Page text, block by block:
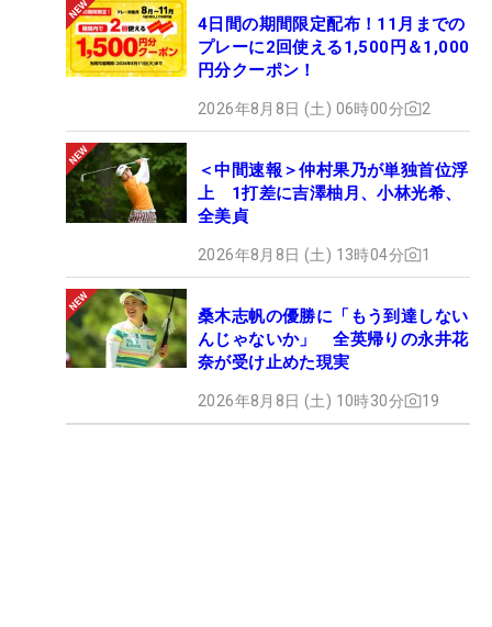
4日間の期間限定配布！11月までの
プレーに2回使える1,500円＆1,000
円分クーポン！
2026年8月8日 (土) 06時00分 2
＜中間速報＞仲村果乃が単独首位浮
上 1打差に吉澤柚月、小林光希、
全美貞
2026年8月8日 (土) 13時04分 1
桑木志帆の優勝に「もう到達しない
んじゃないか」 全英帰りの永井花
奈が受け止めた現実
2026年8月8日 (土) 10時30分 19